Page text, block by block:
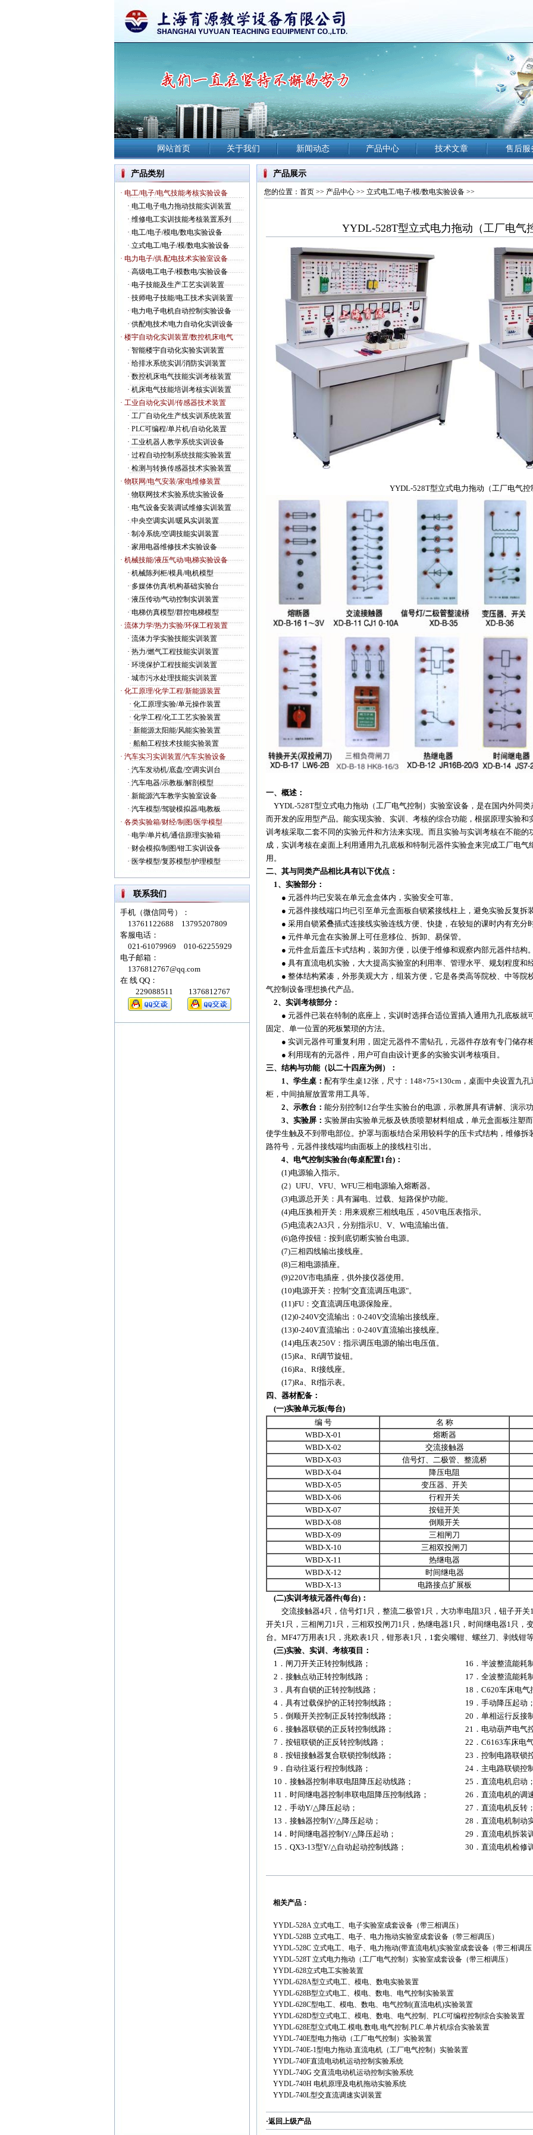
网站首页 关于我们 新闻动态 产品中心 技术文章 售后服
产品类别
· 电工/电子/电气技能考核实验设备
· 电工电子电力拖动技能实训装置
· 维修电工实训技能考核装置系列
· 电工/电子/模电/数电实验设备
·立式电工/电子/模/数电实验设备
· 电力电子/供.配电技术实验室设备
·高级电工电子/模数电/实验设备
·电子技能及生产工艺实训装置
·技师电子技能/电工技术实训装置
·电力电子电机自动控制实验设备
·供配电技术/电力自动化实训设备
· 楼宇自动化实训装置/数控机床电气
·智能楼宇自动化实验实训装置
· 给排水系统实训/消防实训装置
· 数控机床电气技能实训考核装置
· 机床电气技能培训考核实训装置
· 工业自动化实训/传感器技术装置
· 工厂自动化生产线实训系统装置
· PLC可编程/单片机/自动化装置
· 工业机器人教学系统实训设备
· 过程自动控制系统技能实验装置
· 检测与转换传感器技术实验装置
· 物联网/电气安装/家电维修装置
· 物联网技术实验系统实验设备
·电气设备安装调试维修实训装置
·中央空调实训/暖风实训装置
·制冷系统/空调技能实训装置
·家用电器维修技术实验设备
· 机械技能/液压气动/电梯实验设备
·机械陈列柜/模具/电机模型
·多媒体仿真/机构基础实验台
·液压传动/气动控制实训装置
·电梯仿真模型/群控电梯模型
· 流体力学/热力实验/环保工程装置
· 流体力学实验技能实训装置
· 热力/燃气工程技能实训装置
· 环境保护工程技能实训装置
· 城市污水处理技能实训装置
· 化工原理/化学工程/新能源装置
· 化工原理实验/单元操作装置
· 化学工程/化工工艺实验装置
· 新能源太阳能/风能实验装置
· 船舶工程技术技能实验装置
· 汽车实习实训装置/汽车实验设备
· 汽车发动机/底盘/空调实训台
· 汽车电器/示教板/解剖模型
·新能源汽车教学实验室设备
·汽车模型/驾驶模拟器/电教板
· 各类实验箱/财经/制图/医学模型
·电学/单片机/通信原理实验箱
·财会模拟/制图/钳工实训设备
·医学模型/复苏模型/护理模型
联系我们
手机（微信同号）：
13761122688 13795207809
客服电话：
021-61079969 010-62255929
电子邮箱：
1376812767@qq.com
在 线 QQ：
229088511 1376812767
产品展示
您的位置： 首页 >> 产品中心 >> 立式电工/电子/模/数电实验设备 >>
YYDL-528T型立式电力拖动（工厂电气
YYDL-528T型立式电力拖动（工厂电气控制）
一、概述：
YYDL-528T型立式电力拖动（工厂电气控制）实验室设备，是在国内外同
而开发的应用型产品。能实现实验、实训、考核的综合功能，根据原理实验
训考核采取二套不同的实验元件和方法来实现。而且实验与实训考核在不能
成，实训考核在桌面上利用通用九孔底板和特制元器件实验盒来完成工厂电
用。
二、其与同类产品相比具有以下优点：
1、实验部分：
● 元器件均已安装在单元盒盒体内，实验安全可靠。
● 元器件接线端口均已引至单元盒面板自锁紧接线柱上，避免实验反复拆
● 采用自锁紧叠插式连接线实验连线方便、快捷，在较短的课时内有充分
● 元件单元盒在实验屏上可任意移位、拆卸、易保管。
● 元件盒后盖压卡式结构，装卸方便，以便于维修和观察内部元器件结构
● 具有直流电机实验，大大提高实验室的利用率、管理水平、规划程度和
● 整体结构紧凑，外形美观大方，组装方便，它是各类高等院校、中等院
气控制设备理想换代产品。
2、实训考核部分：
● 元器件已装在特制的底座上，实训时选择合适位置插入通用九孔底板就
固定、单一位置的死板繁琐的方法。
● 实训元器件可重复利用，固定元器件不需钻孔，元器件存放有专门储存
● 利用现有的元器件，用户可自由设计更多的实验实训考核项目。
三、结构与功能（以二十四座为例）：
1、学生桌： 配有学生桌12张，尺寸：148×75×130cm，桌面中央设置九
柜，中间抽屉放置常用工具等。
2、示教台： 能分别控制12台学生实验台的电源，示教屏具有讲解、演示
3、实验屏： 实验屏由实验单元板及铁质喷塑材料组成，单元盒面板注塑
使学生触及不到带电部位。护罩与面板结合采用较科学的压卡式结构，维修
路符号，元器件接线端均由面板上的接线柱引出。
4、电气控制实验台(每桌配置1台)：
(1)电源输入指示。
(2）UFU、VFU、WFU三相电源输入熔断器。
(3)电源总开关：具有漏电、过载、短路保护功能。
(4)电压换相开关：用来观察三相线电压，450V电压表指示。
(5)电流表2A3只，分别指示U、V、W电流输出值。
(6)急停按钮：按到底切断实验台电源。
(7)三相四线输出接线座。
(8)三相电源插座。
(9)220V市电插座，供外接仪器使用。
(10)电源开关：控制"交直流调压电源"。
(11)FU：交直流调压电源保险座。
(12)0-240V交流输出：0-240V交流输出接线座。
(13)0-240V直流输出：0-240V直流输出接线座。
(14)电压表250V：指示调压电源的输出电压值。
(15)Ra、Rf调节旋钮。
(16)Ra、Rf接线座。
(17)Ra、Rf指示表。
四、器材配备：
(一)实验单元板(每台)
编 号
名 称
WBD-X-01
熔断器
WBD-X-02
交流接触器
WBD-X-03
信号灯、二极管、整流桥
WBD-X-04
降压电阻
WBD-X-05
变压器、开关
WBD-X-06
行程开关
WBD-X-07
按钮开关
WBD-X-08
倒顺开关
WBD-X-09
三相闸刀
WBD-X-10
三相双投闸刀
WBD-X-11
热继电器
WBD-X-12
时间继电器
WBD-X-13
电路接点扩展板
(二)实训考核元器件(每台)：
交流接触器4只，信号灯1只，整流二极管1只，大功率电阻3只，钮子开关
开关1只，三相闸刀1只，三相双投闸刀1只，热继电器1只，时间继电器1只，
台。MF47万用表1只，兆欧表1只，钳形表1只，1套尖嘴钳、螺丝刀、剥线钳
(三)实验、实训、考核项目：
1．闸刀开关正转控制线路；
2．接触点动正转控制线路；
3．具有自锁的正转控制线路；
4．具有过载保护的正转控制线路；
5．倒顺开关控制正反转控制线路；
6．接触器联锁的正反转控制线路；
7．按钮联锁的正反转控制线路；
8．按钮接触器复合联锁控制线路；
9．自动往返行程控制线路；
10．接触器控制串联电阻降压起动线路；
11．时间继电器控制串联电阻降压控制线路；
12．手动Y/△降压起动；
13．接触器控制Y/△降压起动；
14．时间继电器控制Y/△降压起动；
15．QX3-13型Y/△自动起动控制线路；
16．半波整流能耗
17．全波整流能耗
18．C620车床电气
19．手动降压起动
20．单相运行反接
21．电动葫芦电气
22．C6163车床电
23．控制电路联锁
24．主电路联锁控
25．直流电机启动
26．直流电机的调
27．直流电机反转
28．直流电机制动
29．直流电机拆装
30．直流电机检修
相关产品：
YYDL-528A 立式电工、电子实验室成套设备（带三相调压）
YYDL-528B 立式电工、电子、电力拖动实验室成套设备（带三相调压）
YYDL-528C 立式电工、电子、电力拖动(带直流电机)实验室成套设备（带三相调
YYDL-528T 立式电力拖动（工厂电气控制）实验室成套设备（带三相调压）
YYDL-628立式电工实验装置
YYDL-628A型立式电工、模电、数电实验装置
YYDL-628B型立式电工、模电、数电、电气控制实验装置
YYDL-628C型电工、模电、数电、电气控制(直流电机)实验装置
YYDL-628D型立式电工、模电、数电、电气控制、PLC可编程控制综合实验装置
YYDL-628E型立式电工.模电.数电.电气控制.PLC.单片机综合实验装置
YYDL-740E型电力拖动（工厂电气控制）实验装置
YYDL-740E-1型电力拖动.直流电机（工厂电气控制）实验装置
YYDL-740F直流电动机运动控制实验系统
YYDL-740G 交直流电动机运动控制实验系统
YYDL-740H 电机原理及电机拖动实验系统
YYDL-740L型交直流调速实训装置
·返回上级产品